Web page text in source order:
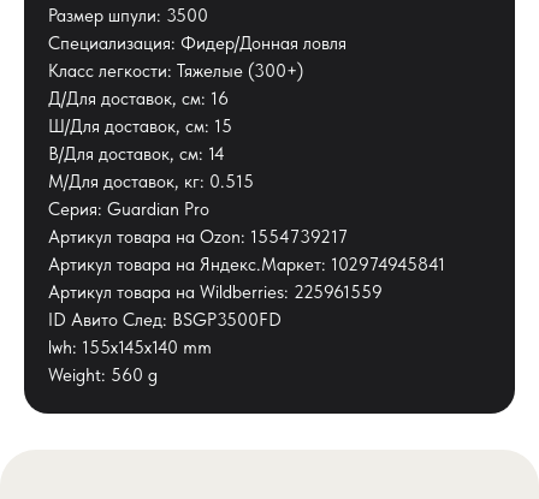
Размер шпули: 3500
Специализация: Фидер/Донная ловля
Класс легкости: Тяжелые (300+)
Д/Для доставок, см: 16
Ш/Для доставок, см: 15
В/Для доставок, см: 14
М/Для доставок, кг: 0.515
Серия: Guardian Pro
Артикул товара на Ozon: 1554739217
Артикул товара на Яндекс.Маркет: 102974945841
Артикул товара на Wildberries: 225961559
ID Авито След: BSGP3500FD
lwh: 155x145x140 mm
Weight: 560 g